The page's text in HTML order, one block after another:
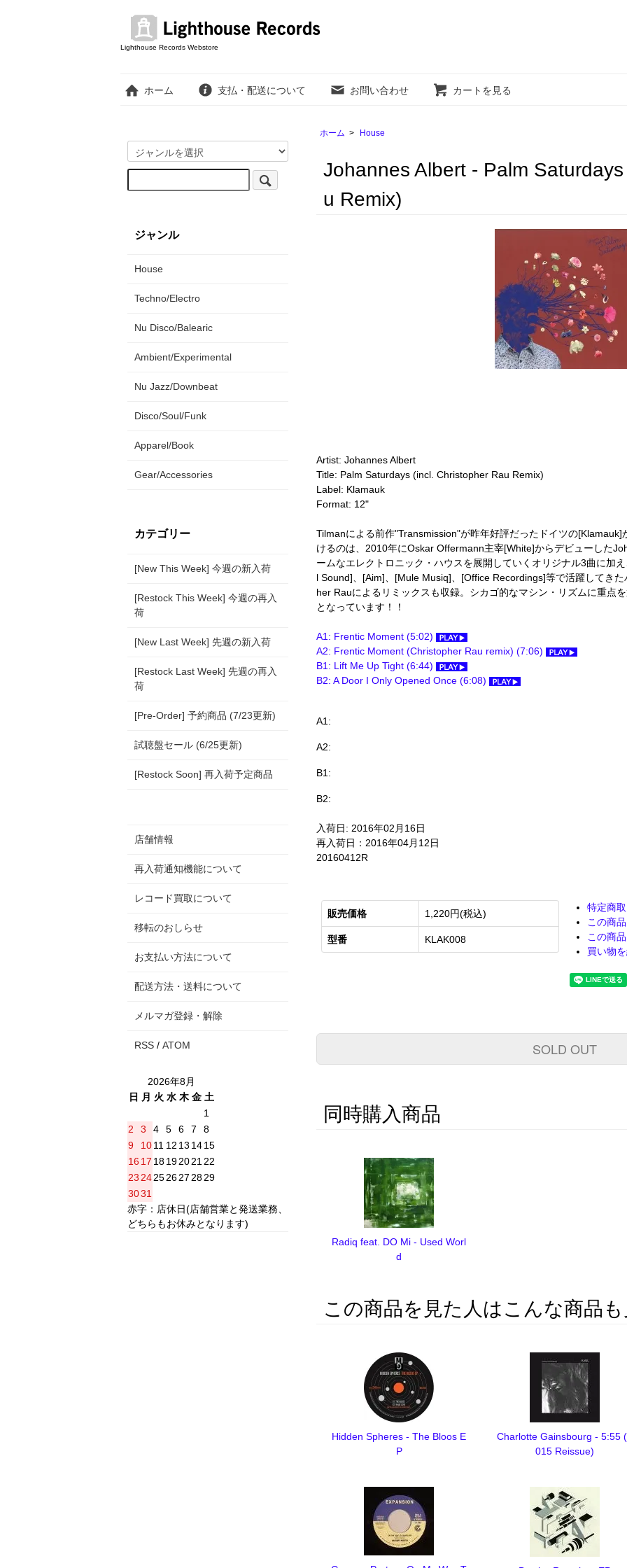
Lighthouse Records Webstore
ホーム 支払・配送について お問い合わせ カートを見る
ホーム > House
Johannes Albert - Palm
u Remix)
Artist: Johannes Albert
Title: Palm Saturdays (incl. Christopher Rau Remix)
Label: Klamauk
Format: 12"
Tilmanによる前作"Transmission"が昨年好評だったドイツの
けるのは、2010年にOskar Offermann主宰[White]からデビューした
ームなエレクトロニック・ハウスを展開していくオリジナル3曲に加
l Sound]、[Aim]、[Mule Musiq]、[Office Recordings]等で活躍してき
her Rauによるリミックスも収録。シカゴ的なマシン・リズムに重点
となっています！！
A1: Frentic Moment (5:02)
A2: Frentic Moment (Christopher Rau remix) (7:06)
B1: Lift Me Up Tight (6:44)
B2: A Door I Only Opened Once (6:08)
A1:
A2:
B1:
B2:
入荷日: 2016年02月16日
再入荷日：2016年04月12日
20160412R
販売価格 1,220円(税込)
型番 KLAK008
特定商
この商
この商
買い物
SOLD OUT
同時購入商品
Radiq feat. DO Mi - Used Worl
d
この商品を見た人はこんな商品
Hidden Spheres - The Bloos E
P
Charlotte Gainsbourg - 5:55
015 Reissue)
ジャンル
House
Techno/Electro
Nu Disco/Balearic
Ambient/Experimental
Nu Jazz/Downbeat
Disco/Soul/Funk
Apparel/Book
Gear/Accessories
カテゴリー
[New This Week] 今週の新入荷
[Restock This Week] 今週の再入
荷
[New Last Week] 先週の新入荷
[Restock Last Week] 先週の再入
荷
[Pre-Order] 予約商品 (7/23更新)
試聴盤セール (6/25更新)
[Restock Soon] 再入荷予定商品
店舗情報
再入荷通知機能について
レコード買取について
移転のおしらせ
お支払い方法について
配送方法・送料について
メルマガ登録・解除
RSS / ATOM
2026年8月
日
月 火 水 木 金 土
1
2
3 4 5 6 7
8
9
1011 12 13 1415
16 17 18192021 22
23 24252627 2829
3031
赤字：店休日(店舗営業と発送業務、
どちらもお休みとなります)